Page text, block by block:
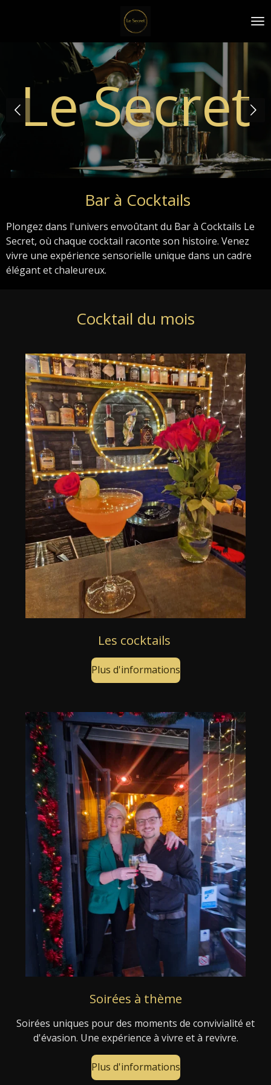
contenu
Le Secret
Bar à Cocktails
Plongez dans l'univers envoûtant du Bar à Cocktails Le
Secret, où chaque cocktail raconte son histoire. Venez
vivre une expérience sensorielle unique dans un cadre
élégant et chaleureux.
Cocktail du mois
Les cocktails
Plus d'informations
Soirées à thème
Soirées uniques pour des moments de convivialité et
d'évasion. Une expérience à vivre et à revivre.
Plus d'informations